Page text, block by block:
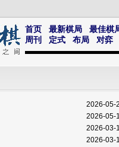
首页 最新棋局
最佳棋
周刊
定式 布局 对弈
2026-05-
2026-05-
2026-03-
2026-03-